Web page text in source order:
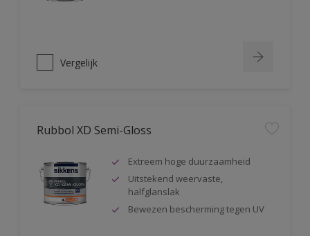
Vergelijk
Rubbol XD Semi-Gloss
Extreem hoge duurzaamheid
Uitstekend weervaste,
halfglanslak
Bewezen bescherming tegen UV